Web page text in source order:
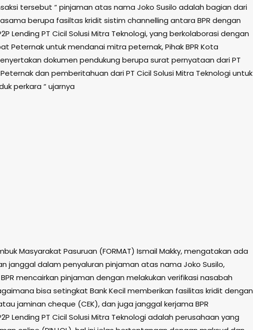
tersebut “ pinjaman atas nama Joko Susilo adalah bagian dari
berupa fasiltas kridit sistim channelling antara BPR dengan
Lending PT Cicil Solusi Mitra Teknologi, yang berkolaborasi dengan
Peternak untuk mendanai mitra peternak, Pihak BPR Kota
dokumen pendukung berupa surat pernyataan dari PT
dan pemberitahuan dari PT Cicil Solusi Mitra Teknologi untuk
perkara “ ujarnya
Masyarakat Pasuruan (FORMAT) Ismail Makky, mengatakan ada
janggal dalam penyaluran pinjaman atas nama Joko Susilo,
mencairkan pinjaman dengan melakukan verifikasi nasabah
bisa setingkat Bank Kecil memberikan fasilitas kridit dengan
jaminan cheque (CEK), dan juga janggal kerjama BPR
Lending PT Cicil Solusi Mitra Teknologi adalah perusahaan yang